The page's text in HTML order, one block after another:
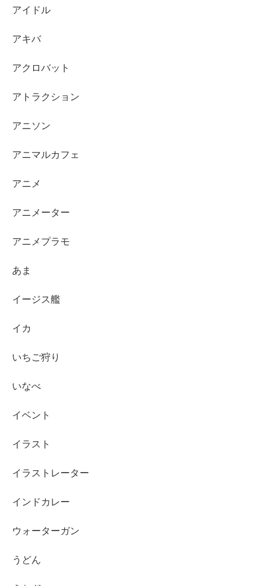
アイドル
アキバ
アクロバット
アトラクション
アニソン
アニマルカフェ
アニメ
アニメーター
アニメプラモ
あま
イージス艦
イカ
いちご狩り
いなべ
イベント
イラスト
イラストレーター
インドカレー
ウォーターガン
うどん